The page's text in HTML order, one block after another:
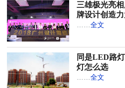
三雄极光亮
牌设计创造
全文
同是LED路
灯怎么选
全文